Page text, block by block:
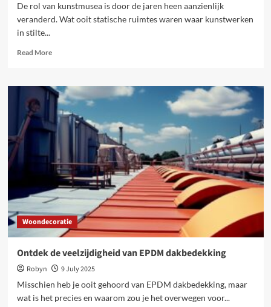
De rol van kunstmusea is door de jaren heen aanzienlijk
veranderd. Wat ooit statische ruimtes waren waar kunstwerken
in stilte...
Read MoreRead
Interactieve
kunstmusea:
van
passief
kijken
beleven
Woondecoratie
Ontdek de veelzijdigheid van EPDM dakbedekking
Robyn
9 July 2025
Misschien heb je ooit gehoord van EPDM dakbedekking, maar
wat is het precies en waarom zou je het overwegen voor...